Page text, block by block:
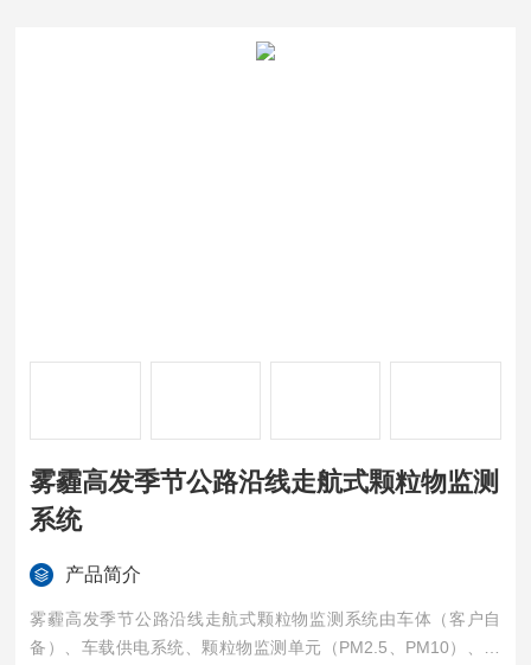
雾霾高发季节公路沿线走航式颗粒物监测
系统
产品简介
雾霾高发季节公路沿线走航式颗粒物监测系统由车体（客户自
备）、车载供电系统、颗粒物监测单元（PM2.5、PM10）、标